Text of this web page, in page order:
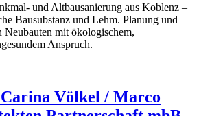
und Altbausanierung aus Koblenz –
Bausubstanz und Lehm. Planung und
Neubauten mit ökologischem,
Anspruch.
Völkel / Marco